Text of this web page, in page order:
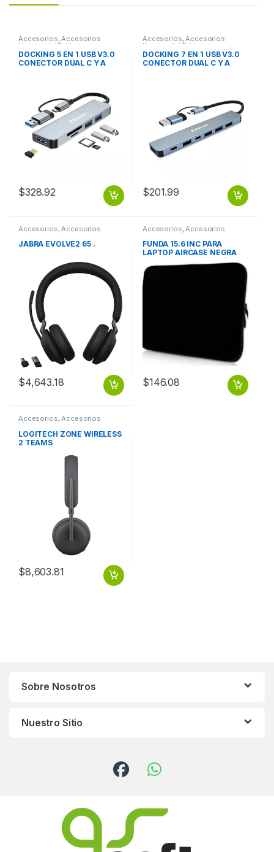
Accesorios,Accesorios
Notebook / Tablet
DOCKING 5 EN 1 USB V3.0
CONECTOR DUAL C Y A
$328.92
Accesorios,Accesorios
Notebook / Tablet
DOCKING 7 EN 1 USB V3.0
CONECTOR DUAL C Y A
$201.99
Accesorios,Accesorios
Música
JABRA EVOLVE2 65 .
$4,643.18
Accesorios,Accesorios
Notebook / Tablet
FUNDA 15.6 INC PARA
LAPTOP AIRCASE NEGRA
$146.08
Accesorios,Accesorios
Música
LOGITECH ZONE WIRELESS
2 TEAMS
$8,603.81
Sobre Nosotros
Nuestro Sitio